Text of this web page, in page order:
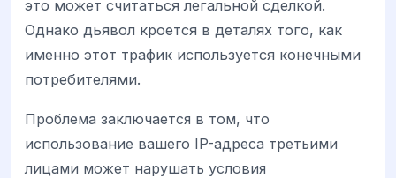
это может считаться легальной сделкой.
Однако дьявол кроется в деталях того, как
именно этот трафик используется конечными
потребителями.
Проблема заключается в том, что
использование вашего IP-адреса третьими
лицами может нарушать условия